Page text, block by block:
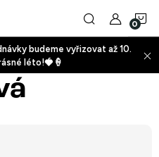
+
budeme vyřizovat až 10.
léto!🍓🍦